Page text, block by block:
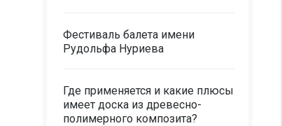
Фестиваль балета имени
Рудольфа Нуриева
Где применяется и какие плюсы
имеет доска из древесно-
полимерного композита?